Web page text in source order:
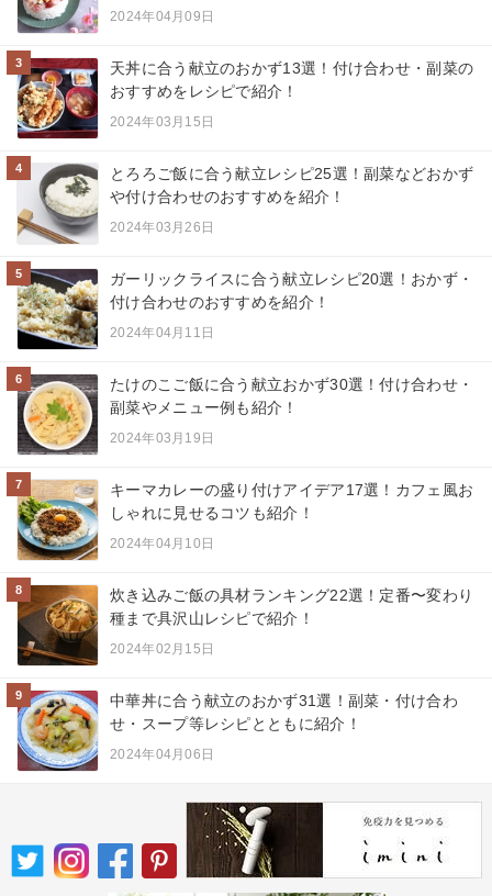
2024年04月09日
3
天丼に合う献立のおかず13選！付け合わせ・副菜の
おすすめをレシピで紹介！
2024年03月15日
4
とろろご飯に合う献立レシピ25選！副菜などおかず
や付け合わせのおすすめを紹介！
2024年03月26日
5
ガーリックライスに合う献立レシピ20選！おかず・
付け合わせのおすすめを紹介！
2024年04月11日
6
たけのこご飯に合う献立おかず30選！付け合わせ・
副菜やメニュー例も紹介！
2024年03月19日
7
キーマカレーの盛り付けアイデア17選！カフェ風お
しゃれに見せるコツも紹介！
2024年04月10日
8
炊き込みご飯の具材ランキング22選！定番〜変わり
種まで具沢山レシピで紹介！
2024年02月15日
9
中華丼に合う献立のおかず31選！副菜・付け合わ
せ・スープ等レシピとともに紹介！
2024年04月06日